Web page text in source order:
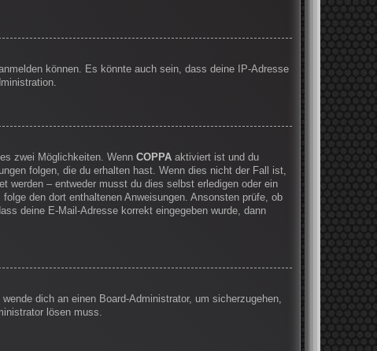
können. Es könnte auch sein, dass deine IP-Adresse
zwei Möglichkeiten. Wenn COPPA aktiviert ist und du
folgen, die du erhalten hast. Wenn dies nicht der Fall ist,
werden – entweder musst du dies selbst erledigen oder ein
den dort enthaltenen Anweisungen. Ansonsten prüfe, ob
deine E-Mail-Adresse korrekt eingegeben wurde, dann
dich an einen Board-Administrator, um sicherzugehen,
lösen muss.